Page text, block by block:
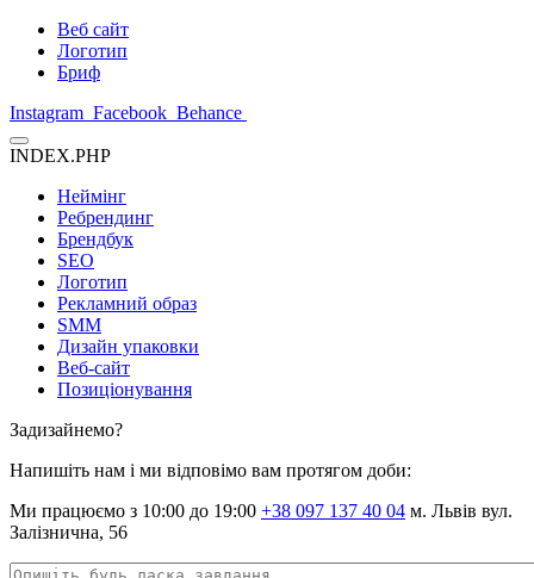
Веб сайт
Логотип
Бриф
Instagram Facebook Behance
INDEX.PHP
Неймінг
Ребрендинг
Брендбук
SEO
Логотип
Рекламний образ
SMM
Дизайн упаковки
Веб-сайт
Позиціонування
Задизайнемо?
Напишіть нам і ми відповімо вам протягом доби:
Ми працюємо з 10:00 до 19:00 +38 097 137 40 04 м. Львів вул.
Залізнична, 56